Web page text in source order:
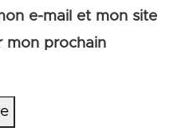
e-mail et mon site
mon prochain